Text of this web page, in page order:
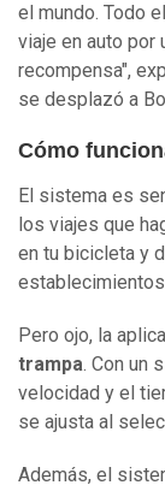
el mundo. Todo
viaje en auto por
recompensa",
se desplazó a
Cómo
El sistema es
los viajes que
en tu bicicleta y
Pero ojo, la
trampa. Con un
velocidad y el
se ajusta al
Además, el